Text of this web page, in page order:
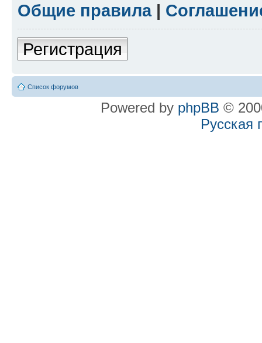
Общие правила|
Регистрация
Список форумов
Powered by phpBB ©
Русская